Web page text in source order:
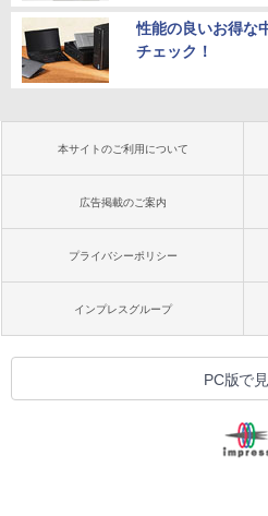
性能の良いお得な
チェック！
本サイトのご利用について
広告掲載のご案内
プライバシーポリシー
インプレスグループ
PC版で